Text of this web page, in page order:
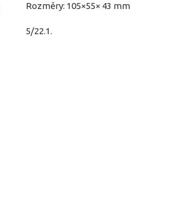
Rozměry: 105×55× 43 mm
5/22.1.